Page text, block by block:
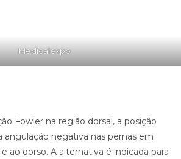
Medicalexpo
Fowler na região dorsal, a posição
angulação negativa nas pernas em
ao dorso. A alternativa é indicada para